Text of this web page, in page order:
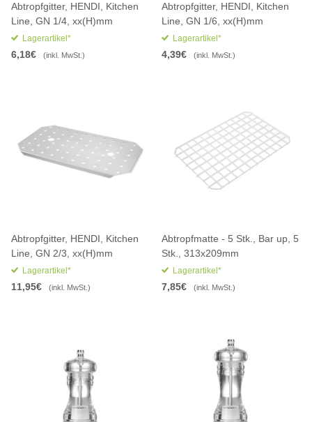
Abtropfgitter, HENDI, Kitchen
Line, GN 1/4, xx(H)mm
Lagerartikel*
6,18€ (inkl. MwSt.)
Abtropfgitter, HENDI, Kitchen
Line, GN 1/6, xx(H)mm
Lagerartikel*
4,39€ (inkl. MwSt.)
Abtropfgitter, HENDI, Kitchen
Line, GN 2/3, xx(H)mm
Lagerartikel*
11,95€ (inkl. MwSt.)
Abtropfmatte - 5 Stk., Bar up, 5
Stk., 313x209mm
Lagerartikel*
7,85€ (inkl. MwSt.)